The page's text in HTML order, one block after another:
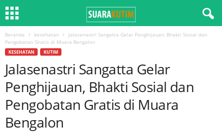
Beranda kesehatan
Jalasenastri Sangatta Gelar Penghijauan, Bhakti Sosial dan
Pengobatan Gratis di Muara Bengalon
KESEHATAN KUTIM
Jalasenastri Sangatta Gelar
Penghijauan, Bhakti Sosial dan
Pengobatan Gratis di Muara
Bengalon